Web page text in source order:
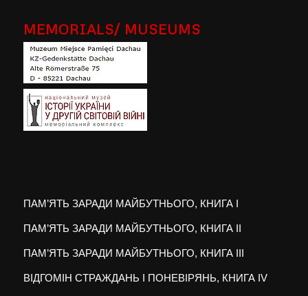
MEMORIALS/ MUSEUMS
ПАМ’ЯТЬ ЗАРАДИ МАЙБУТНЬОГО, КНИГА I
ПАМ’ЯТЬ ЗАРАДИ МАЙБУТНЬОГО, КНИГА II
ПАМ’ЯТЬ ЗАРАДИ МАЙБУТНЬОГО, КНИГА III
ВІДГОМІН СТРАЖДАНЬ І ПОНЕВІРЯНЬ, КНИГА IV